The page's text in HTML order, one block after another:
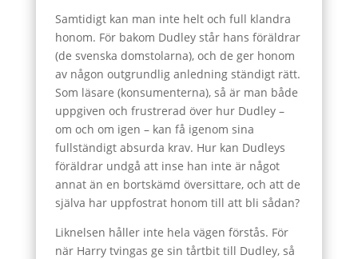
Samtidigt kan man inte helt och full klandra
honom. För bakom Dudley står hans föräldrar
(de svenska domstolarna), och de ger honom
av någon outgrundlig anledning ständigt rätt.
Som läsare (konsumenterna), så är man både
uppgiven och frustrerad över hur Dudley –
om och om igen – kan få igenom sina
fullständigt absurda krav. Hur kan Dudleys
föräldrar undgå att inse han inte är något
annat än en bortskämd översittare, och att de
själva har uppfostrat honom till att bli sådan?
Liknelsen håller inte hela vägen förstås. För
när Harry tvingas ge sin tårtbit till Dudley, så